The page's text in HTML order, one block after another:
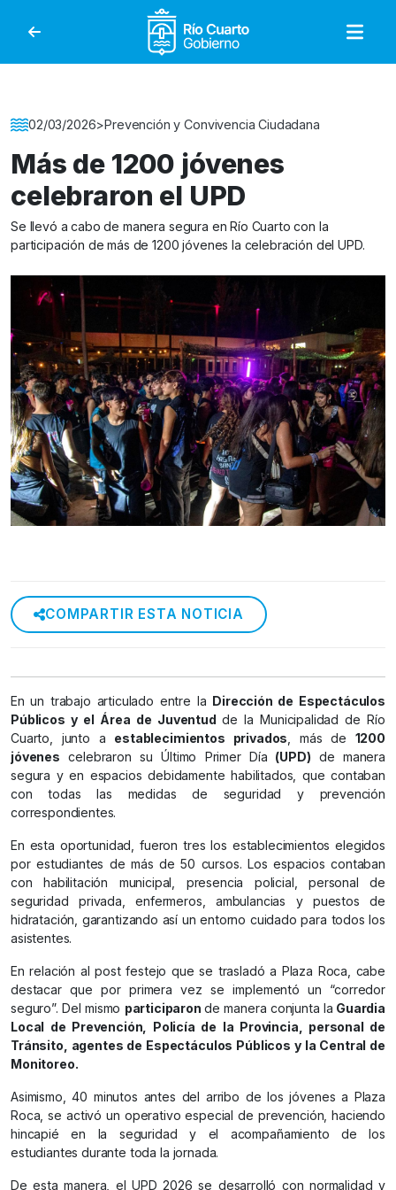
Gobierno de Río
Detalle de la Noticia
02/03/2026>Prevención y Convivencia Ciudadana
Más de 1200 jóvenes
celebraron el UPD
Se llevó a cabo de manera segura en Río Cuarto con la
participación de más de 1200 jóvenes la celebración del UPD.
COMPARTIR ESTA NOTICIA
En un trabajo articulado entre la Dirección de Espectáculos
Públicos y el Área de Juventudde la Municipalidad de Río
Cuarto, junto a establecimientos privados , más de 1200
jóvenes celebraron su Último Primer Día (UPD) de manera
segura y en espacios debidamente habilitados, que contaban
con todas las medidas de seguridad y prevención
correspondientes.
En esta oportunidad, fueron tres los establecimientos elegidos
por estudiantes de más de 50 cursos. Los espacios contaban
con habilitación municipal, presencia policial, personal de
seguridad privada, enfermeros, ambulancias y puestos de
hidratación, garantizando así un entorno cuidado para todos los
asistentes.
En relación al post festejo que se trasladó a Plaza Roca, cabe
destacar que por primera vez se implementó un “corredor
seguro”. Del mismo participaronde manera conjunta la Guardia
Local de Prevención, Policía de la Provincia, personal de
Tránsito, agentes de Espectáculos Públicos y la Central de
Monitoreo.
Asimismo, 40 minutos antes del arribo de los jóvenes a Plaza
Roca, se activó un operativo especial de prevención, haciendo
hincapié en la seguridad y el acompañamiento de los
estudiantes durante toda la jornada.
De esta manera, el UPD 2026 se desarrolló con normalidad y